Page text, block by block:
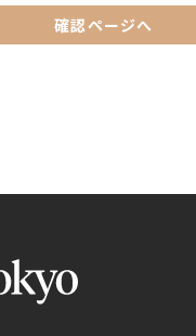
確認ページへ